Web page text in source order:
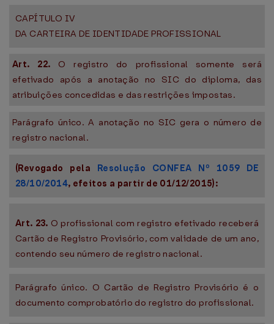
CAPÍTULO IV
DA CARTEIRA DE IDENTIDADE PROFISSIONAL
Art. 22. O registro do profissional somente será
efetivado após a anotação no SIC do diploma, das
atribuições concedidas e das restrições impostas.
Parágrafo único. A anotação no SIC gera o número de
registro nacional.
(Revogado pela Resolução CONFEA Nº 1059 DE
28/10/2014, efeitos a partir de 01/12/2015):
Art. 23. O profissional com registro efetivado receberá
Cartão de Registro Provisório, com validade de um ano,
contendo seu número de registro nacional.
Parágrafo único. O Cartão de Registro Provisório é o
documento comprobatório do registro do profissional.